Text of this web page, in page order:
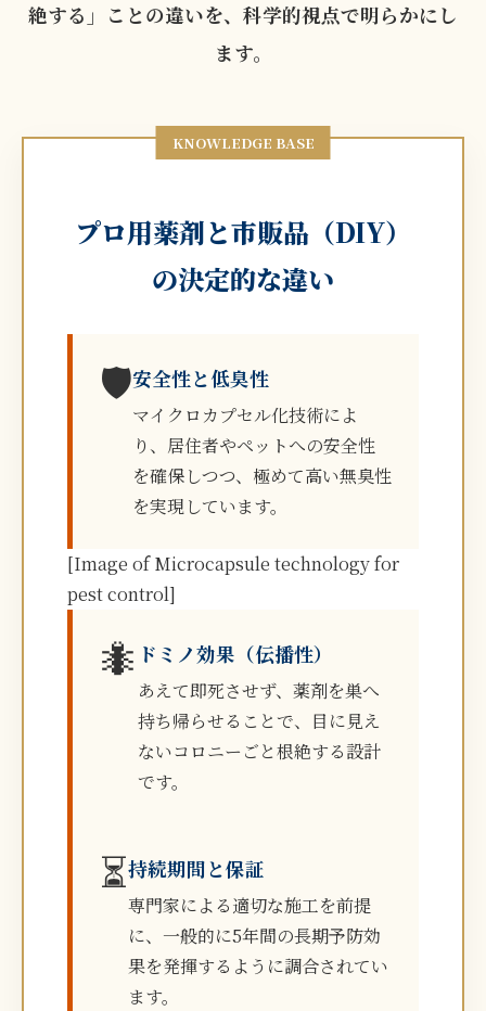
絶する」ことの違いを、科学的視点で明らかにし
ます。
KNOWLEDGE BASE
プロ用薬剤と市販品（DIY）
の決定的な違い
🛡️安全性と低臭性
マイクロカプセル化技術によ
り、居住者やペットへの安全性
を確保しつつ、極めて高い無臭性
を実現しています。
[Image of Microcapsule technology for
pest control]
🐜 ドミノ効果（伝播性）
あえて即死させず、薬剤を巣へ
持ち帰らせることで、目に見え
ないコロニーごと根絶する設計
です。
⏳持続期間と保証
専門家による適切な施工を前提
に、一般的に5年間の長期予防効
果を発揮するように調合されてい
ます。